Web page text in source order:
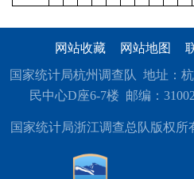
网站收藏 网站地图
国家统计局杭州调查队 地址：
民中心D座6-7楼 邮编：
国家统计局浙江调查总队版权所